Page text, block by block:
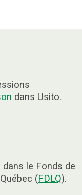
dans Usito.
dans le Fonds de
(FDLQ).